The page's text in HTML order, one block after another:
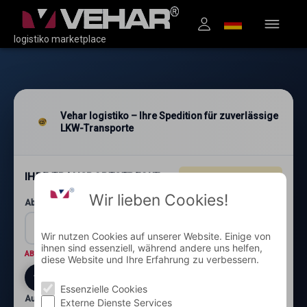
logistiko marketplace
Vehar logistiko – Ihre Spedition für zuverlässige
LKW-Transporte
IHRE TRANSPORTSTRECKE
Abholung: Postleitzahl und Ort*
ABHOLORT Wo wird die Ware abgeholt?
Auslieferung: Postleitzahl und Ort*
Wir lieben Cookies!
Wir nutzen Cookies auf unserer Website. Einige von
ihnen sind essenziell, während andere uns helfen,
diese Website und Ihre Erfahrung zu verbessern.
Essenzielle Cookies
Externe Dienste Services